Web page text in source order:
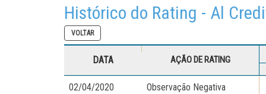
Histórico do Rating - Al
VOLTAR
DATA AÇÃO DE RATING
02/04/2020 Observação Negativa